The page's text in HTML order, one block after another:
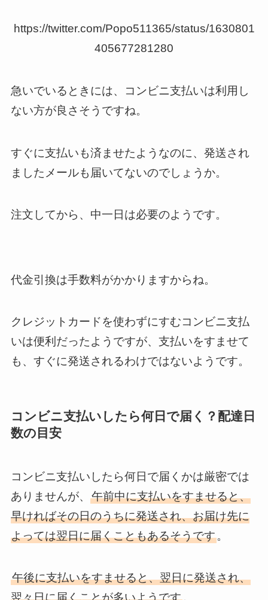
https://twitter.com/Popo511365/status/1630801
405677281280
急いでいるときには、コンビニ支払いは利用し
ない方が良さそうですね。
すぐに支払いも済ませたようなのに、発送され
ましたメールも届いてないのでしょうか。
注文してから、中一日は必要のようです。
代金引換は手数料がかかりますからね。
クレジットカードを使わずにすむコンビニ支払
いは便利だったようですが、支払いをすませて
も、すぐに発送されるわけではないようです。
コンビニ支払いしたら何日で届く？配達日
数の目安
コンビニ支払いしたら何日で届くかは厳密では
ありませんが、 午前中に支払いをすませると、
早ければその日のうちに発送され、お届け先に
よっては翌日に届くこともあるそうです。
午後に支払いをすませると、翌日に発送され、
翌々日に届くことが多いようです。